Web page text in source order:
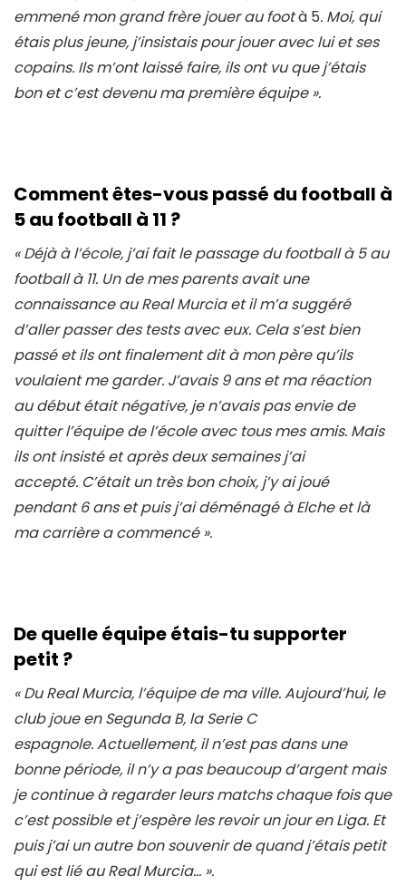
emmené mon grand frère jouer au footà 5. Moi, qui
étais plus jeune, j’insistais pour jouer avec lui et ses
copains. Ils m’ont laissé faire, ils ont vu que j’étais
bon et c’est devenu ma première équipe ».
Comment êtes-vous passé du football à
5 au football à 11 ?
« Déjà à l’école, j’ai fait le passage du football à 5 ​​au
football à 11. Un de mes parents avait une
connaissance au Real Murcia et il m’a suggéré
d’aller passer des tests avec eux. Cela s’est bien
passé et ils ont finalement dit à mon père qu’ils
voulaient me garder. J’avais 9 ans et ma réaction
au début était négative, je n’avais pas envie de
quitter l’équipe de l’école avec tous mes amis. Mais
ils ont insisté et après deux semaines j’ai
accepté. C’était un très bon choix, j’y ai joué
pendant 6 ans et puis j’ai déménagé à Elche et là
ma carrière a commencé ».
De quelle équipe étais-tu supporter
petit ?
« Du Real Murcia, l’équipe de ma ville. Aujourd’hui, le
club joue en Segunda B, la Serie C
espagnole. Actuellement, il n’est pas dans une
bonne période, il n’y a pas beaucoup d’argent mais
je continue à regarder leurs matchs chaque fois que
c’est possible et j’espère les revoir un jour en Liga. Et
puis j’ai un autre bon souvenir de quand j’étais petit
qui est lié au Real Murcia… ».